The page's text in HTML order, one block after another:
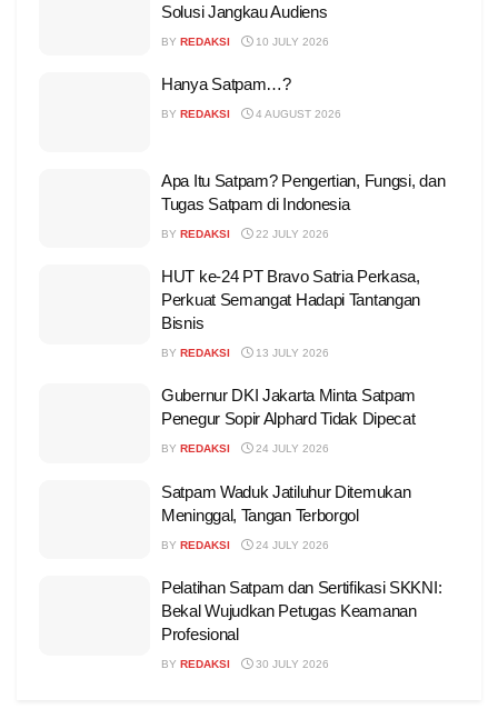
Solusi Jangkau Audiens
BY REDAKSI 10 JULY 2026
Hanya Satpam…?
BY REDAKSI 4 AUGUST 2026
Apa Itu Satpam? Pengertian, Fungsi, dan
Tugas Satpam di Indonesia
BY REDAKSI 22 JULY 2026
HUT ke-24 PT Bravo Satria Perkasa,
Perkuat Semangat Hadapi Tantangan
Bisnis
BY REDAKSI 13 JULY 2026
Gubernur DKI Jakarta Minta Satpam
Penegur Sopir Alphard Tidak Dipecat
BY REDAKSI 24 JULY 2026
Satpam Waduk Jatiluhur Ditemukan
Meninggal, Tangan Terborgol
BY REDAKSI 24 JULY 2026
Pelatihan Satpam dan Sertifikasi SKKNI:
Bekal Wujudkan Petugas Keamanan
Profesional
BY REDAKSI 30 JULY 2026